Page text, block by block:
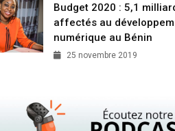
Budget 2020 : 5,1
affectés au
numérique au Bénin
25 novembre 2019